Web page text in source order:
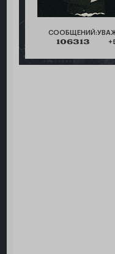
СООБЩЕНИЙ:
106313